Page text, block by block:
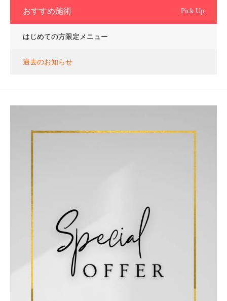
おすすめ施術 Pick Up
はじめての方限定メニュー
過去のお知らせ